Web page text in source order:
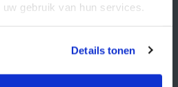
gebruik van hun services.
Details tonen